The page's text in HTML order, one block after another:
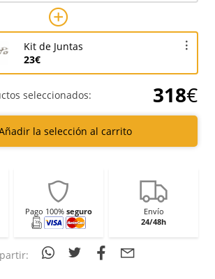
Kit de Juntas
23€
seleccionados: 318€
la selección al carrito
Pago 100% seguro
Envío
24/48h